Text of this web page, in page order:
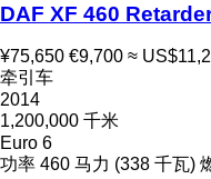
DAF XF 460
¥75,650 €9,700 ≈
牵引车
2014
1,200,000 千米
Euro 6
功率 460 马力 (338 千瓦)